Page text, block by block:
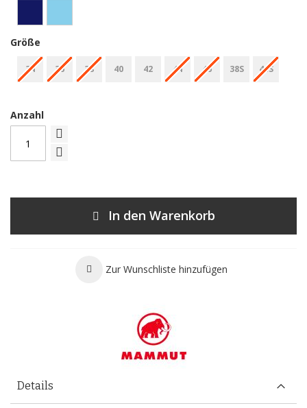
Größe
34 36 38 40 42 44 46 38S 40S
Anzahl
In den Warenkorb
Zur Wunschliste hinzufügen
Details